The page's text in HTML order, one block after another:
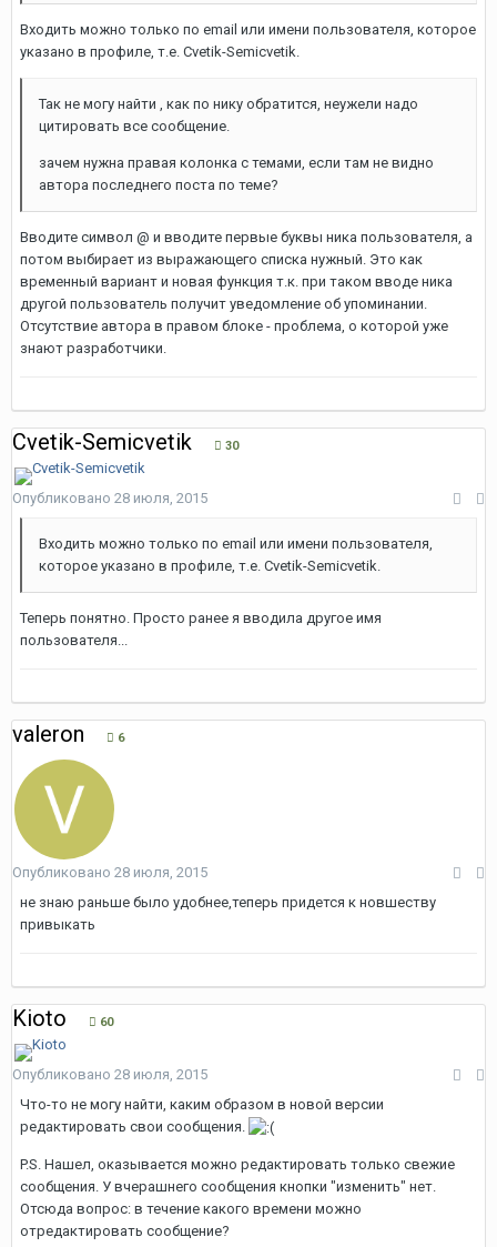
Входить можно только по email или имени пользователя, которое
указано в профиле, т.е. Cvetik-Semicvetik.
Так не могу найти , как по нику обратится, неужели надо
цитировать все сообщение.
зачем нужна правая колонка с темами, если там не видно
автора последнего поста по теме?
Вводите символ @ и вводите первые буквы ника пользователя, а
потом выбирает из выражающего списка нужный. Это как
временный вариант и новая функция т.к. при таком вводе ника
другой пользователь получит уведомление об упоминании.
Отсутствие автора в правом блоке - проблема, о которой уже
знают разработчики.
Cvetik-Semicvetik 30
Опубликовано 28 июля, 2015
Входить можно только по email или имени пользователя,
которое указано в профиле, т.е. Cvetik-Semicvetik.
Теперь понятно. Просто ранее я вводила другое имя
пользователя...
valeron 6
Опубликовано 28 июля, 2015
не знаю раньше было удобнее,теперь придется к новшеству
привыкать
Kioto 60
Опубликовано 28 июля, 2015
Что-то не могу найти, каким образом в новой версии
редактировать свои сообщения.
P.S. Нашел, оказывается можно редактировать только свежие
сообщения. У вчерашнего сообщения кнопки "изменить" нет.
Отсюда вопрос: в течение какого времени можно
отредактировать сообщение?